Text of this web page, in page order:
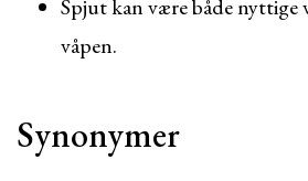
Spjut kan være både nyttige
våpen.
Synonymer